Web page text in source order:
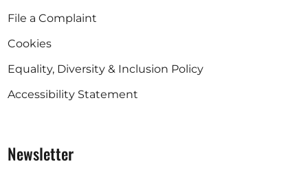
File a Complaint
Cookies
Equality, Diversity & Inclusion Policy
Accessibility Statement
Newsletter